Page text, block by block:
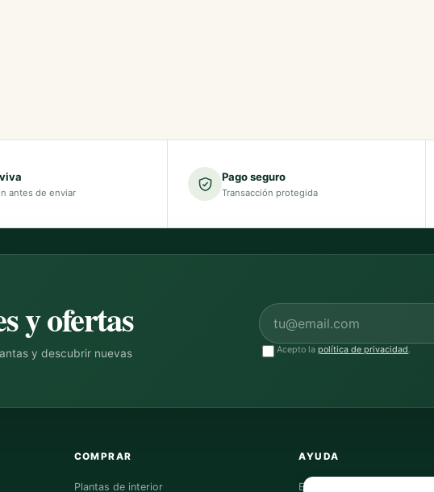
antes de enviar
Pago seguro
Transacción protegida
y ofertas
y descubrir nuevas
Correo electrónico
Acepto lapolítica de privacidad.
COMPRAR
Plantas de interior
AYUDA
Envíos